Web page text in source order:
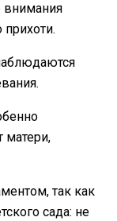
внимания
матери,
так как
сада: не